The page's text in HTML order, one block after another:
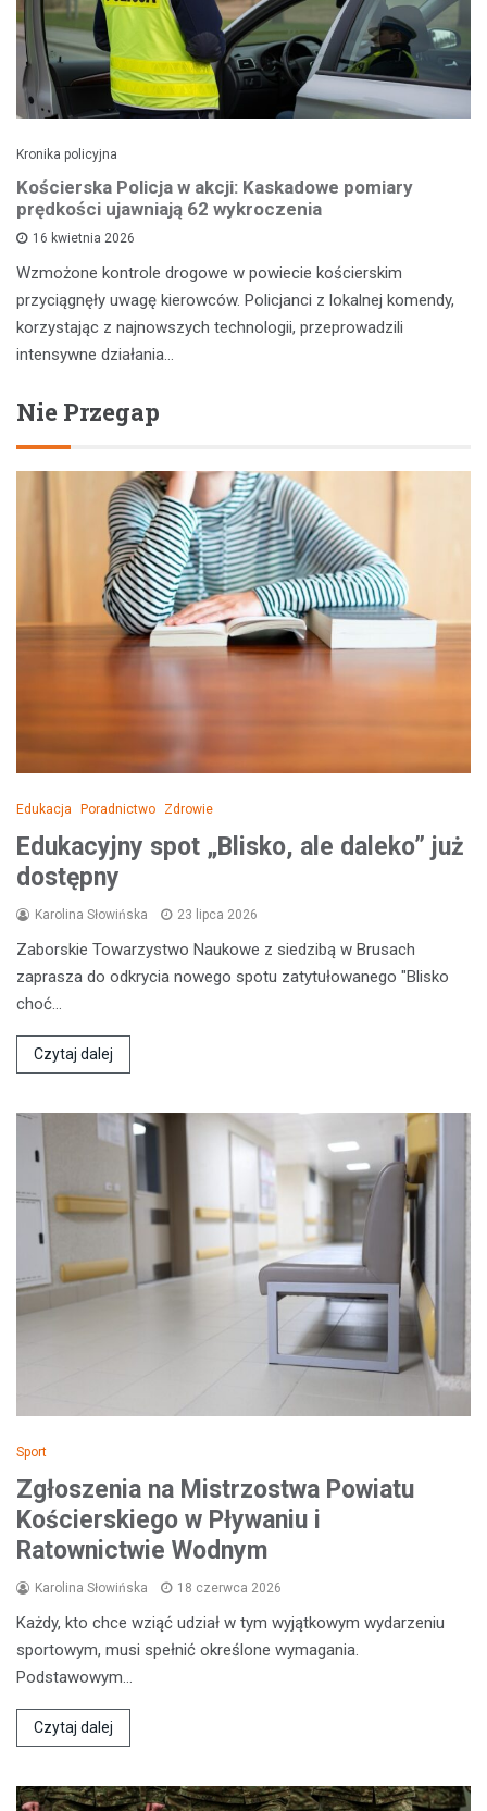
Kronika policyjna
Kościerska Policja w akcji: Kaskadowe pomiary
prędkości ujawniają 62 wykroczenia
16 kwietnia 2026
Wzmożone kontrole drogowe w powiecie kościerskim
przyciągnęły uwagę kierowców. Policjanci z lokalnej komendy,
korzystając z najnowszych technologii, przeprowadzili
intensywne działania…
Nie Przegap
Edukacja Poradnictwo Zdrowie
Edukacyjny spot „Blisko, ale daleko” już
dostępny
Karolina Słowińska 23 lipca 2026
Zaborskie Towarzystwo Naukowe z siedzibą w Brusach
zaprasza do odkrycia nowego spotu zatytułowanego "Blisko
choć…
Czytaj dalej
Sport
Zgłoszenia na Mistrzostwa Powiatu
Kościerskiego w Pływaniu i
Ratownictwie Wodnym
Karolina Słowińska 18 czerwca 2026
Każdy, kto chce wziąć udział w tym wyjątkowym wydarzeniu
sportowym, musi spełnić określone wymagania.
Podstawowym…
Czytaj dalej